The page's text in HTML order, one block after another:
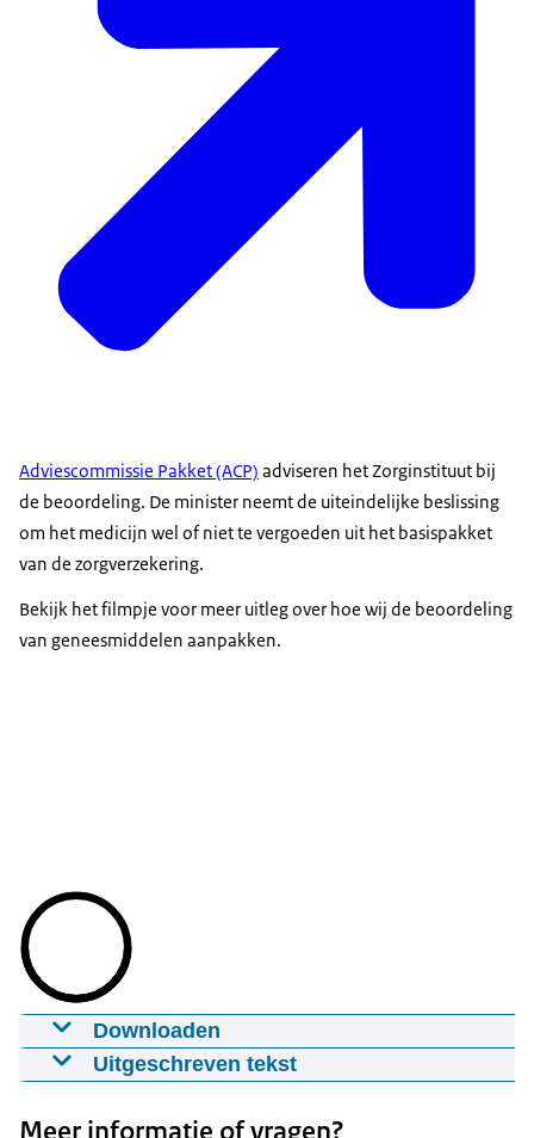
Adviescommissie Pakket (ACP) adviseren het Zorginstituut bij
de beoordeling. De minister neemt de uiteindelijke beslissing
om het medicijn wel of niet te vergoeden uit het basispakket
van de zorgverzekering.
Bekijk het filmpje voor meer uitleg over hoe wij de beoordeling
van geneesmiddelen aanpakken.
Downloaden
Beoordeling van geneesmiddelen door het
20-05-2021 00:02:00 mp4 275.1 MB
Uitgeschreven tekst